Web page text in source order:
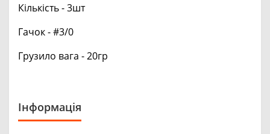
Кількість - 3шт
Гачок - #3/0
Грузило вага - 20гр
Інформація